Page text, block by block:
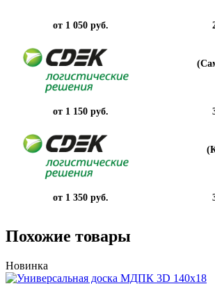
от 1 050 руб.
от 1 150 руб.
от 1 350 руб.
Похожие товары
Новинка